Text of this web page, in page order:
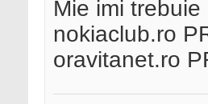
Mie imi
nokiaclub.ro
oravitanet.ro